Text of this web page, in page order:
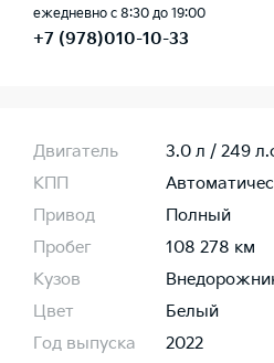
ежедневно с 8:30 до 19:00
+7 (978)010-10-33
Двигатель
3.0 л / 249
КПП
Привод
Полный
Пробег
108 278 км
Кузов
Цвет
Белый
Год выпуска
2022